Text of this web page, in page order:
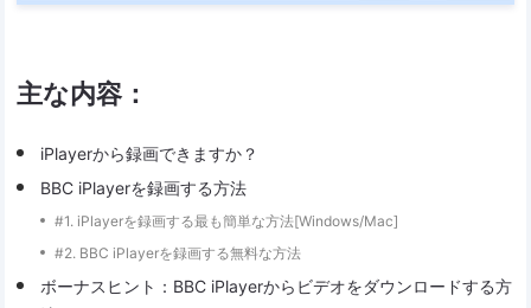
主な内容：
iPlayerから録画できますか？
BBC iPlayerを録画する方法
#1. iPlayerを録画する最も簡単な方法[Windows/Mac]
#2. BBC iPlayerを録画する無料な方法
ボーナスヒント：BBC iPlayerからビデオをダウンロードする方